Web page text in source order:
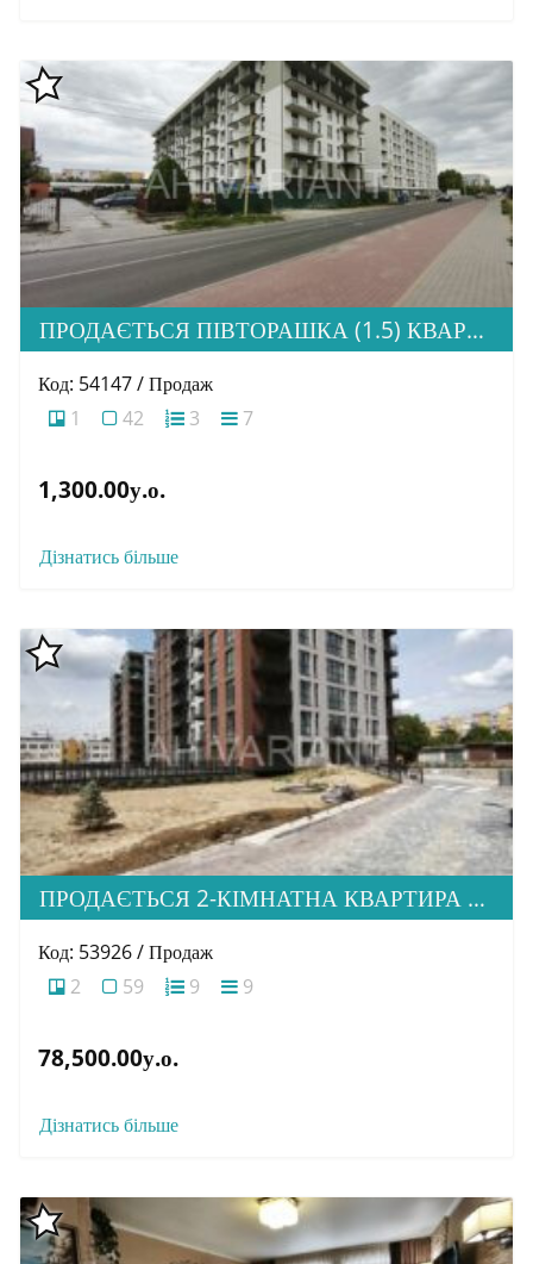
ПРОДАЄТЬСЯ ПІВТОРАШКА (1.5) КВАРТИРА З ІДЕАЛЬНОЮ ЛОКАЦІЄЮ, ЖК HOME
Код: 54147 / Продаж
1
42 3 7
1,300.00у.о.
Дізнатись більше
ПРОДАЄТЬСЯ 2-КІМНАТНА КВАРТИРА В М. УЖГОРОД, ВУЛ. ТЛЕХАСА 19, ЖК “WEST TOWERS”
Код: 53926 / Продаж
2
59 9 9
78,500.00у.о.
Дізнатись більше